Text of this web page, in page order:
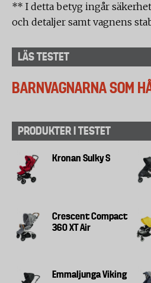
** I detta betyg ingår
och detaljer samt vagnens
LÄS TESTET
BARNVAGNARNA SOM
PRODUKTER I TESTET
Kronan Sulky S
Crescent Compact
360 XT Air
Emmaljunga Viking